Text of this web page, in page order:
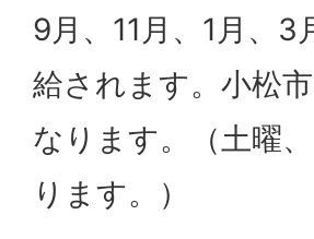
9月、11月、1月、
給されます。小松
なります。（土曜
ります。）